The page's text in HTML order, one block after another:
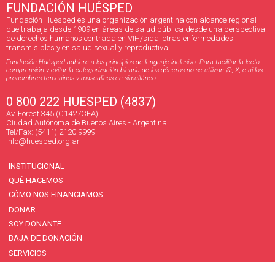
FUNDACIÓN HUÉSPED
Fundación Huésped es una organización argentina con alcance regional
que trabaja desde 1989 en áreas de salud pública desde una perspectiva
de derechos humanos centrada en VIH/sida, otras enfermedades
transmisibles y en salud sexual y reproductiva.
Fundación Huésped adhiere a los principios de lenguaje inclusivo. Para facilitar la lecto-
comprensión y evitar la categorización binaria de los géneros no se utilizan @, X, e ni los
pronombres femeninos y masculinos en simultáneo.
0 800 222 HUESPED (4837)
Av. Forest 345 (C1427CEA)
Ciudad Autónoma de Buenos Aires - Argentina
Tel/Fax: (5411) 2120 9999
info@huesped.org.ar
INSTITUCIONAL
QUÉ HACEMOS
CÓMO NOS FINANCIAMOS
DONAR
SOY DONANTE
BAJA DE DONACIÓN
SERVICIOS